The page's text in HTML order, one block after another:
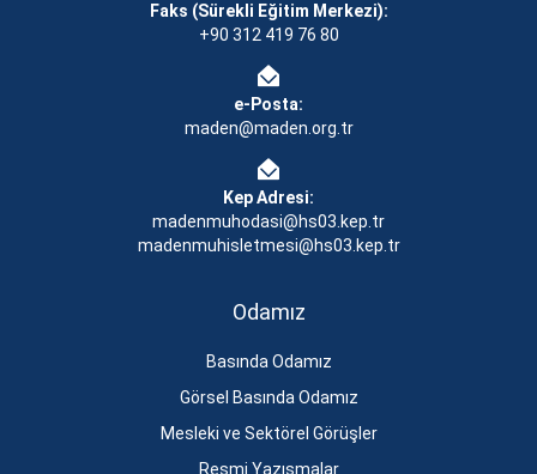
Faks (Sürekli Eğitim Merkezi):
+90 312 419 76 80
e-Posta:
maden@maden.org.tr
Kep Adresi:
madenmuhodasi@hs03.kep.tr
madenmuhisletmesi@hs03.kep.tr
Odamız
Basında Odamız
Görsel Basında Odamız
Mesleki ve Sektörel Görüşler
Resmi Yazışmalar